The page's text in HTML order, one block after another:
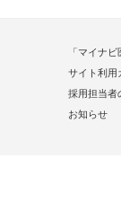
「マイナ
サイト利用
採用担当者
お知らせ